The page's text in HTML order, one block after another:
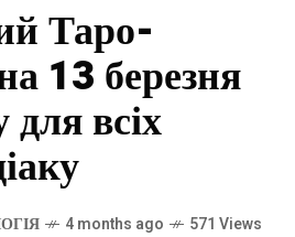
Таро-
13 березня
всіх
4 months ago 571 Views